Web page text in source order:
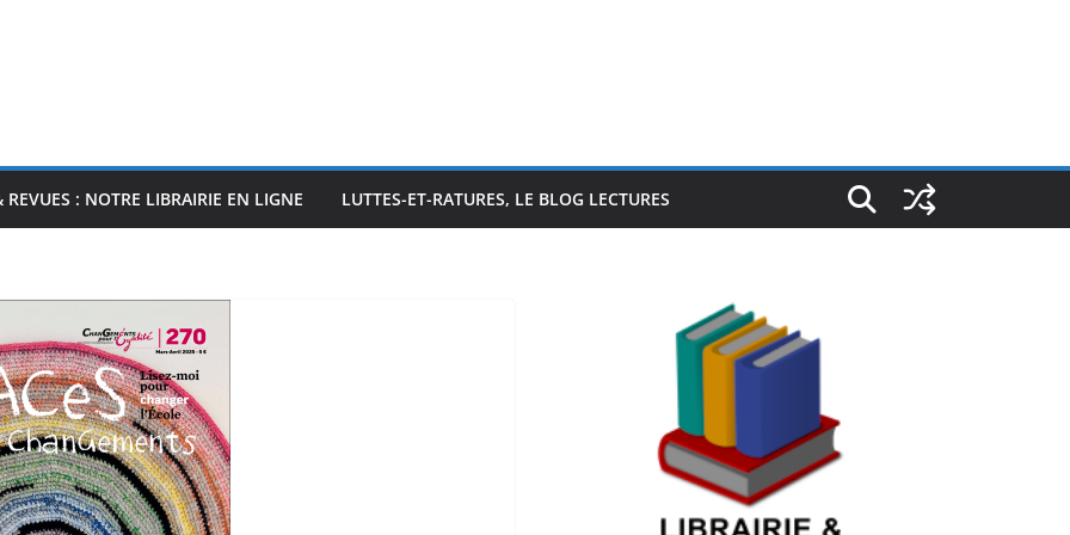
REVUES : NOTRE LIBRAIRIE EN LIGNE LUTTES-ET-RATURES, LE BLOG LECTURES